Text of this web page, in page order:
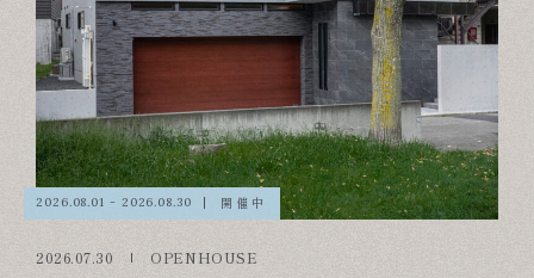
2026.08.01 - 2026.08.30 開催中
2026.07.30 OPENHOUSE